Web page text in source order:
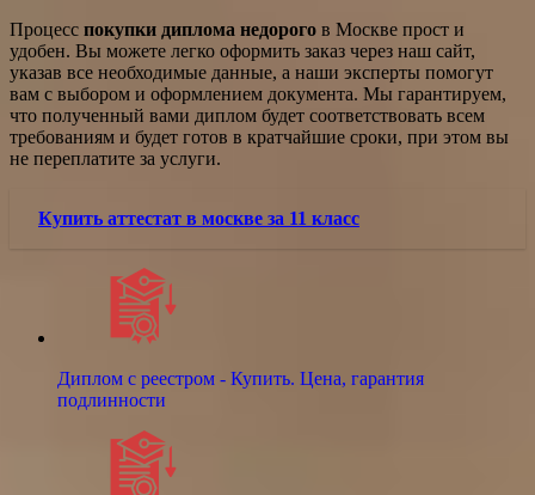
Процесс покупки диплома недорого в Москве прост и
удобен. Вы можете легко оформить заказ через наш сайт,
указав все необходимые данные, а наши эксперты помогут
вам с выбором и оформлением документа. Мы гарантируем,
что полученный вами диплом будет соответствовать всем
требованиям и будет готов в кратчайшие сроки, при этом вы
не переплатите за услуги.
Купить аттестат в москве за 11 класс
Диплом с реестром - Купить. Цена, гарантия
подлинности